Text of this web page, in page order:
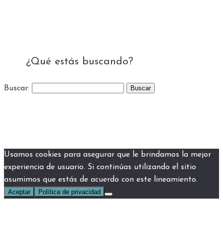
¿Qué estás buscando?
Buscar:
Usamos cookies para asegurar que le brindamos la mejor
experiencia de usuario. Si continúas utilizando el sitio
asumimos que estás de acuerdo con este lineamiento.
Aceptar Política de privacidad